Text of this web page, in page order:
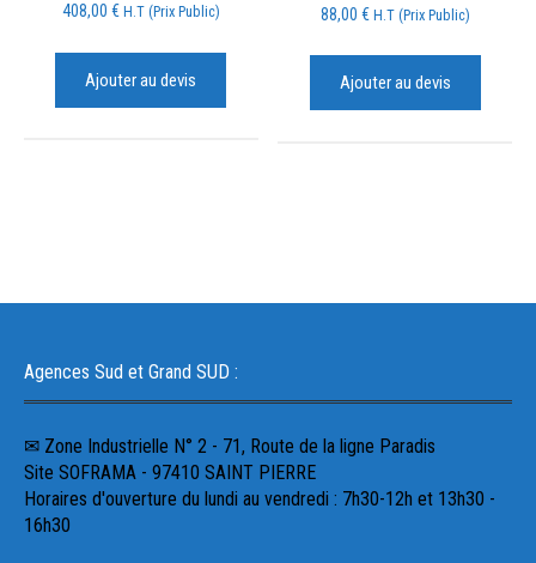
408,00 € H.T (Prix Public)
Ajouter au devis
88,00 € H.T (Prix Public)
Ajouter au devis
Agences Sud et Grand SUD :
✉ Zone Industrielle N° 2 - 71, Route de la ligne Paradis
Site SOFRAMA - 97410 SAINT PIERRE
Horaires d'ouverture du lundi au vendredi : 7h30-12h et 13h30 -
16h30